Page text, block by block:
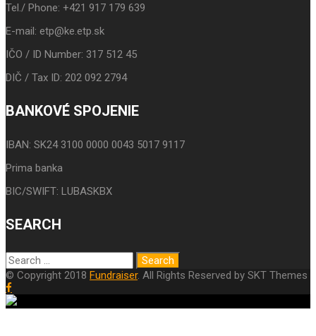
Tel./ Phone: +421 917 179 639
E-mail: etp@ke.etp.sk
IČO / ID Number: 317 512 45
DIČ / Tax ID: 202 092 2794
BANKOVÉ SPOJENIE
IBAN: SK24 3100 0000 0043 5017 9117
Prima banka
BIC/SWIFT: LUBASKBX
SEARCH
© Copyright 2018 Fundraiser. All Rights Reserved by SKT Themes